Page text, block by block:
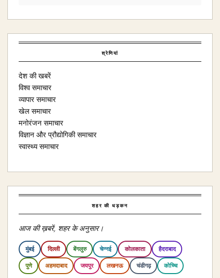
श्रेणियां
देश की खबरें
विश्व समाचार
व्यापार समाचार
खेल समाचार
मनोरंजन समाचार
विज्ञान और प्रौद्योगिकी समाचार
स्वास्थ्य समाचार
शहर की धड़कन
आज की ख़बरें, शहर के अनुसार।
मुंबई दिल्ली बेंगलुरु चेन्नई कोलकाता हैदराबाद
पुणे अहमदाबाद जयपुर लखनऊ चंडीगढ़ कोच्चि